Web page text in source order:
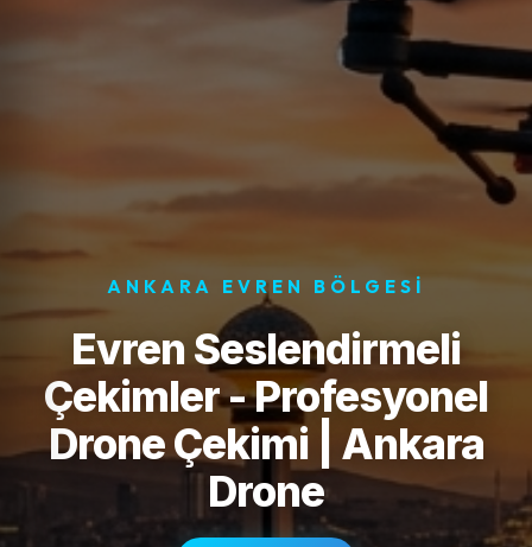
ANKARA EVREN BÖLGESI
Evren Seslendirmeli
Çekimler - Profesyonel
Drone Çekimi | Ankara
Drone